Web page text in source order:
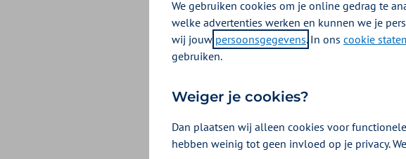
15 januari 2025
De tarieven voor de Wlz in
afwijken, bijvoorbeeld omdat u voor
zorgaanbieder bent. Op het tabblad
We gebruiken cookies om je online gedrag te
welke advertenties werken en kunnen we je
wij jouw persoonsgegevens. In ons cookie
gebruiken.
Weiger je cookies?
Dan plaatsen wij alleen cookies voor
hebben weinig tot geen invloed op je privacy.